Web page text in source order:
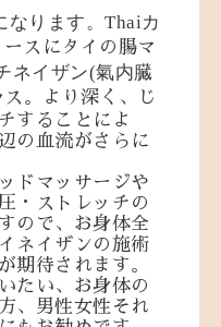
なります。Thaiカ
ースにタイの腸マ
ネイザン(氣内臓
。より深く、じ
することによ
の血流がさらに
ドマッサージや
・ストレッチの
ので、お身体全
ネイザンの施術
期待されます。
たい、お身体の
、男性女性それ